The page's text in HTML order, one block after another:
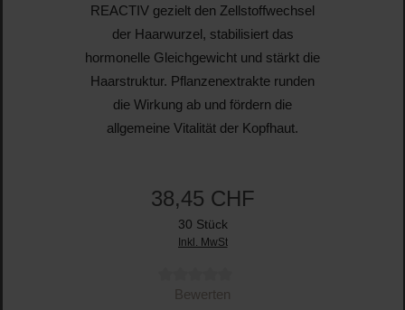
REACTIV gezielt den Zellstoffwechsel
der Haarwurzel, stabilisiert das
hormonelle Gleichgewicht und stärkt die
Haarstruktur. Pflanzenextrakte runden
die Wirkung ab und fördern die
allgemeine Vitalität der Kopfhaut.
38,45 CHF
30 Stück
Inkl. MwSt
Durchschnittliche Bewertung von 0 von 5 Sternen
Bewerten